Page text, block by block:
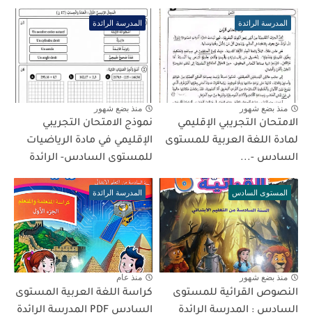
المدرسة الرائدة
منذ بضع شهور
الامتحان التجريبي الإقليمي
لمادة اللغة العربية للمستوى
السادس -...
المدرسة الرائدة
منذ بضع شهور
نموذج الامتحان التجريبي
الإقليمي في مادة الرياضيات
للمستوى السادس- الرائدة
المستوى السادس
منذ بضع شهور
النصوص القرائية للمستوى
السادس : المدرسة الرائدة
المدرسة الرائدة
منذ عام
كراسة اللغة العربية المستوى
السادس PDF المدرسة الرائدة